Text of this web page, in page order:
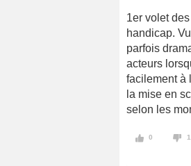
1er volet
handicap.
parfois
acteurs
facilement à
la mise en
selon les
0 1